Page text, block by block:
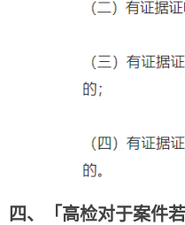
四、「高检对于案件